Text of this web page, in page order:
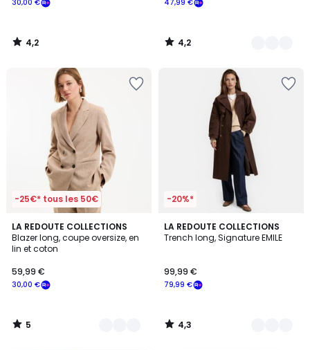
30,00 €
4,2
/
47,99 €
4,2
/
-25€* tous les 50€
LA REDOUTE COLLECTIONS
Blazer long, coupe oversize, en
lin et coton
30,00 €
59,99 €
5
/
5
2
Couleurs
5
/
-20%*
LA REDOUTE COLLECTIONS
Trench long, Signature EMILE
79,99 €
99,99 €
4,3
/ 5
3
Couleurs
4,3
/